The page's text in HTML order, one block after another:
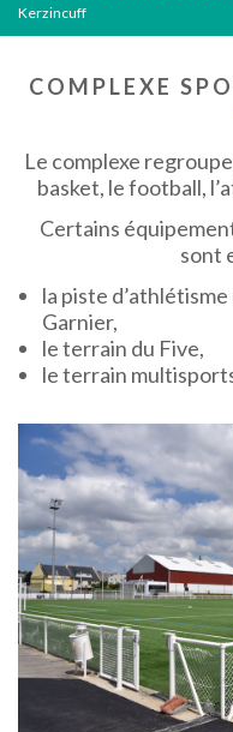
Kerzincuff
COMPLEXE
Le complexe
basket, le football,
Certains
sont
la piste
Garnier,
le terrain du Five,
le terrain